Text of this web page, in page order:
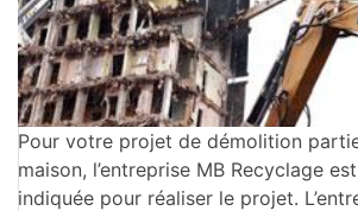
Pour votre projet de démolition
maison, l’entreprise MB Recyclage
indiquée pour réaliser le projet.